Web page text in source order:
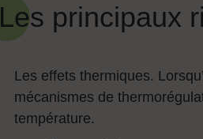
Les principaux
Les effets thermiques.
mécanismes de
température.